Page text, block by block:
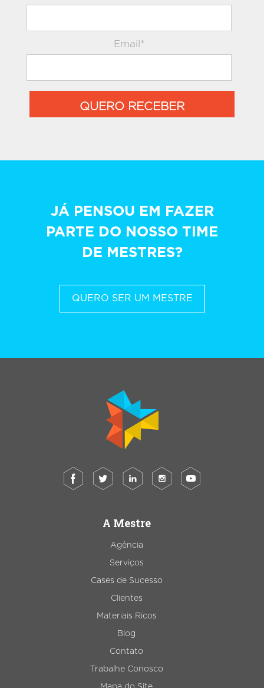
Email*
QUERO RECEBER
JÁ PENSOU EM FAZER
PARTE DO NOSSO TIME
DE MESTRES?
QUERO SER UM MESTRE
A Mestre
Agência
Serviços
Cases de Sucesso
Clientes
Materiais Ricos
Blog
Contato
Trabalhe Conosco